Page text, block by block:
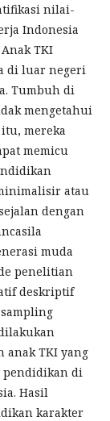
nilai-
Indonesia
TKI
di luar negeri
Tumbuh di
mengetahui
mereka
memicu
atau
dengan
muda
penelitian
deskriptif
anak TKI yang
pendidikan di
Hasil
karakter